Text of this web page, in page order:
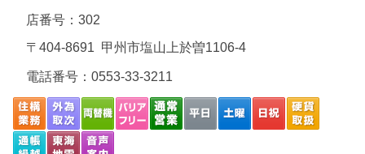
店番号：302
〒404-8691 甲州市塩山上於曽1106-4
電話番号： 0553-33-3211